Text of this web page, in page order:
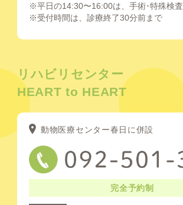
※平日の14:30〜16:00は、手術･特殊検査
※受付時間は、診療終了30分前まで
リハビリセンター
HEART to HEART
動物医療センター春日に併設
完全予約制